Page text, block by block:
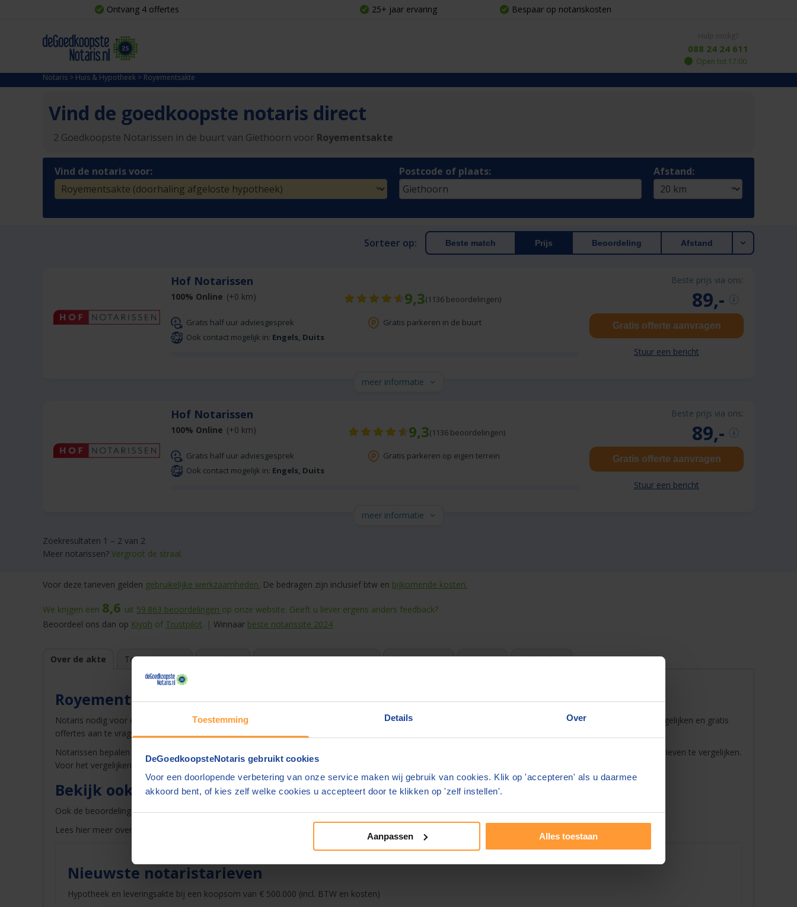
Toestemming Details Over
DeGoedkoopsteNotaris gebruikt cookies
Voor een doorlopende verbetering van onze service maken wij gebruik van cookies. Klik op 'accepteren' als u daarmee
akkoord bent, of kies zelf welke cookies u accepteert door te klikken op 'zelf instellen'.
Aanpassen Alles toestaan
Ontvang 4 offertes 25+ jaar ervaring Bespaar op notariskosten
088 24 24 611
Open tot 17:00
Notaris > Huis & Hypotheek > Royementsakte
Vind de goedkoopste notaris direct
2 Goedkoopste Notarissen in de buurt van Giethoorn voor Royementsakte
Vind de notaris voor: Postcode of plaats: Afstand:
Sorteer op: Beste match Prijs Beoordeling Afstand
Beste prijs via ons:
89,-
Hof Notarissen
9,3(1136beoordelingen)
100% Online (+0 km)
Gratis half uur adviesgesprek
Gratis parkeren in de buurt
Ook contact mogelijk in: Engels, Duits
Gratis offerte aanvragen
Stuur een bericht
meer informatie
Beste prijs via ons:
89,-
Hof Notarissen
9,3(1136beoordelingen)
100% Online (+0 km)
Gratis half uur adviesgesprek
Gratis parkeren op eigen terrein
Ook contact mogelijk in: Engels, Duits
Gratis offerte aanvragen
Stuur een bericht
meer informatie
Zoekresultaten 1 – 2 van 2
Meer notarissen? Vergroot de straal.
Voor deze tarieven gelden gebruikelijke werkzaamheden. De bedragen zijn inclusief btw en bijkomende kosten.
We krijgen een 8,6 uit 59.863 beoordelingen op onze website. Geeft u liever ergens anders feedback?
Beoordeel ons dan op Kiyoh of Trustpilot. | Winnaar beste notarissite 2024
Over de akte
Royementsakte
Notaris nodig voor een royementsakte? Op DeGoedkoopsteNotaris.nl vindt u snel en eenvoudig de beste en goedkoopste
bij u in de buurt! Door te vergelijken en gratis
offertes aan te vragen kunt u honderden euro's besparen!
Notarissen bepalen zelf de tarieven voor deze akte. Dat is de reden dat de prijzen zo uiteenlopen en wij het belangrijk vinden dat u de mogelijkheid heeft de tarieven te vergelijken.
Voor het vergelijken vult u uw postcode of woonplaats in en de gewenste akte. U kunt maximaal 4 gratis offertes aanvragen.
Bekijk ook de beoordelingen
Ook de beoordelingen van eerdere klanten kunt u meenemen in uw afweging te kiezen voor een bepaalde notaris.
Lees hier meer over
Nieuwste notaristarieven
Hypotheek en leveringsakte bij een koopsom van € 500.000 (incl. BTW en kosten)
Top 10 tarieven Voordelen Ervaringen van consumenten Blog & nieuws Over ons Snel zoeken